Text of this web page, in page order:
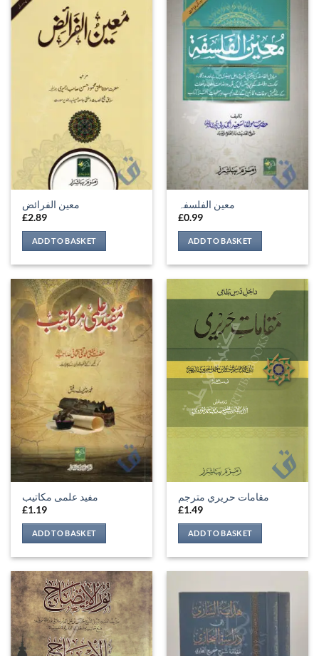
معين الفرائض
£2.89
ADD TO BASKET
معين الفلسفہ
£0.99
ADD TO BASKET
مفید علمی مکاتیب
£1.19
ADD TO BASKET
مقامات حريري مترجم
£1.49
ADD TO BASKET